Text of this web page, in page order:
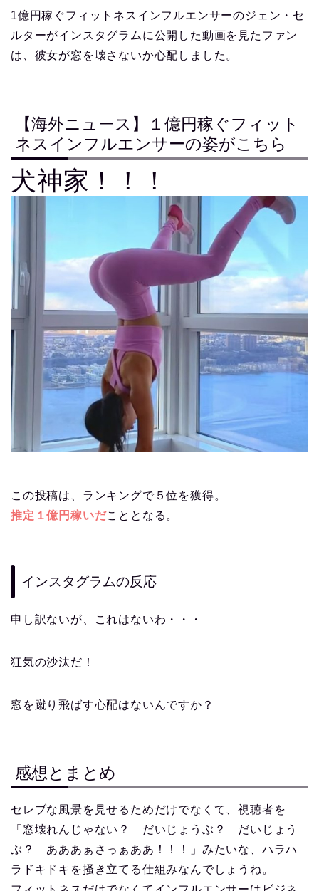
1億円稼ぐフィットネスインフルエンサーのジェン・セ
ルターがインスタグラムに公開した動画を見たファン
は、彼女が窓を壊さないか心配しました。
【海外ニュース】１億円稼ぐフィット
ネスインフルエンサーの姿がこちら
犬神家！！！
この投稿は、ランキングで５位を獲得。
推定１億円稼いだこととなる。
インスタグラムの反応
申し訳ないが、これはないわ・・・
狂気の沙汰だ！
窓を蹴り飛ばす心配はないんですか？
感想とまとめ
セレブな風景を見せるためだけでなくて、視聴者を
「窓壊れんじゃない？ だいじょうぶ？ だいじょう
ぶ？ あああぁさっぁああ！！！」みたいな、ハラハ
ラドキドキを掻き立てる仕組みなんでしょうね。